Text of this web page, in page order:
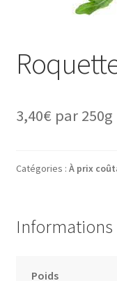
3,40€ par 250g
Catégories : À prix
Poids